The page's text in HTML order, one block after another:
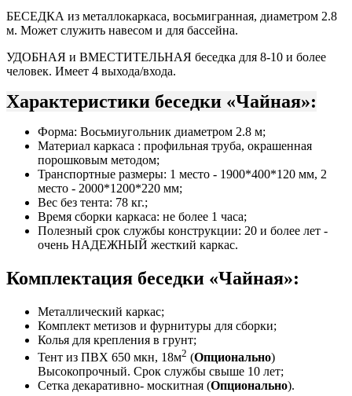
БЕСЕДКА из металлокаркаса, восьмигранная, диаметром 2.8
м. Может служить навесом и для бассейна.
УДОБНАЯ и ВМЕСТИТЕЛЬНАЯ беседка для 8-10 и более
человек. Имеет 4 выхода/входа.
Характеристики беседки «Чайная»:
Форма: Восьмиугольник диаметром 2.8 м;
Материал каркаса : профильная труба, окрашенная
порошковым методом;
Транспортные размеры: 1 место - 1900*400*120 мм, 2
место - 2000*1200*220 мм;
Вес без тента: 78 кг.;
Время сборки каркаса: не более 1 часа;
Полезный срок службы конструкции: 20 и более лет -
очень НАДЕЖНЫЙ жесткий каркас.
Комплектация беседки «Чайная»:
Металлический каркас;
Комплект метизов и фурнитуры для сборки;
Колья для крепления в грунт;
Тент из ПВХ 650 мкн, 18м2 (Опционально)
Высокопрочный. Срок службы свыше 10 лет;
Сетка декаративно- москитная (Опционально).